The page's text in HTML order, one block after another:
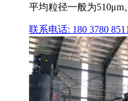
平均粒径一般为510μm。
联系电话: 180 3780 8511